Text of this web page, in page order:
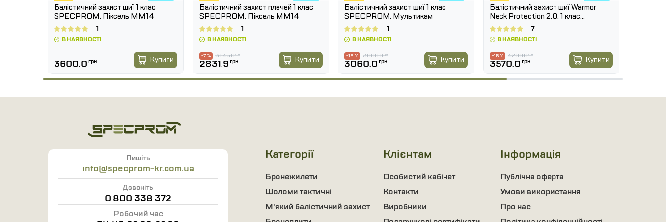
Балістичний захист шиї 1 клас
SPECPROM. Піксель ММ14
В НАЯВНОСТІ
1
3600.0 грн Купити
Балістичний захист плечей 1 клас
SPECPROM. Піксель ММ14
В НАЯВНОСТІ
1
3045.0грн
-7 %
2831.9 грн Купити
Балістичний захист шиї 1 клас
SPECPROM. Мультикам
В НАЯВНОСТІ
1
3600.0грн
-15 %
3060.0 грн Купити
Балістичний захист шиї Warmor
Neck Protection 2.0. 1 клас
SPECPROM. Мультикам
В НАЯВНОСТІ
7
4200.0грн
-15 %
3570.0 грн Купити
Пишіть
info@specprom-kr.com.ua
Дзвоніть
0 800 338 372
Робочий час
Категорії
Бронежилети
Шоломи тактичні
М'який балістичний захист
Клієнтам
Особистий кабінет
Контакти
Виробники
Інформація
Публічна оферта
Умови використання
Про нас